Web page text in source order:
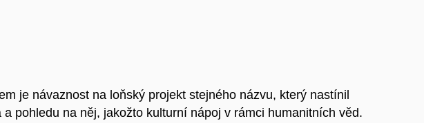
je návaznost na loňský projekt stejného názvu, který nastínil
a pohledu na něj, jakožto kulturní nápoj v rámci humanitních věd.